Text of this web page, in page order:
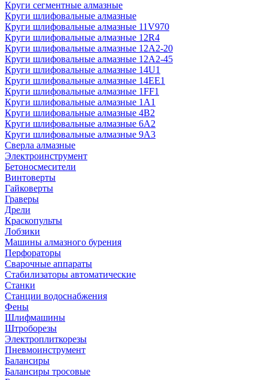
Круги сегментные алмазные
Круги шлифовальные алмазные
Круги шлифовальные алмазные 11V970
Круги шлифовальные алмазные 12R4
Круги шлифовальные алмазные 12А2-20
Круги шлифовальные алмазные 12А2-45
Круги шлифовальные алмазные 14U1
Круги шлифовальные алмазные 14ЕЕ1
Круги шлифовальные алмазные 1FF1
Круги шлифовальные алмазные 1А1
Круги шлифовальные алмазные 4В2
Круги шлифовальные алмазные 6A2
Круги шлифовальные алмазные 9А3
Сверла алмазные
Электроинструмент
Бетоносмесители
Винтоверты
Гайковерты
Граверы
Дрели
Краскопульты
Лобзики
Машины алмазного бурения
Перфораторы
Сварочные аппараты
Стабилизаторы автоматические
Станки
Станции водоснабжения
Фены
Шлифмашины
Штроборезы
Электроплиткорезы
Пневмоинструмент
Балансиры
Балансиры тросовые